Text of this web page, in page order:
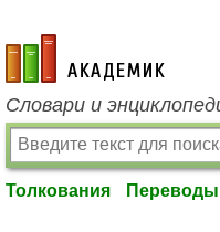
academic.ru
Словари и
Толкования Переводы